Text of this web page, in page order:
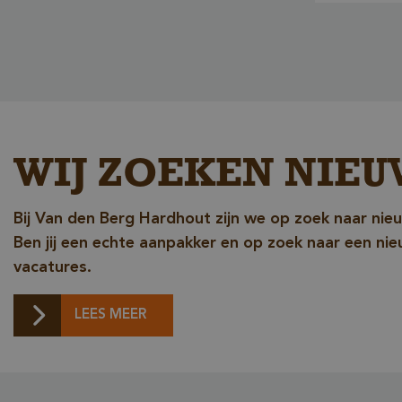
WIJ ZOEKEN
Bij Van den Berg Hardhout zijn we op zoek naar
Ben jij een echte aanpakker en op zoek naar een
vacatures.
LEES MEER